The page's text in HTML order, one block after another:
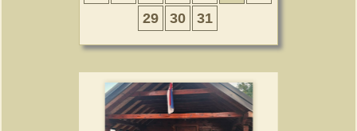
29
30 31